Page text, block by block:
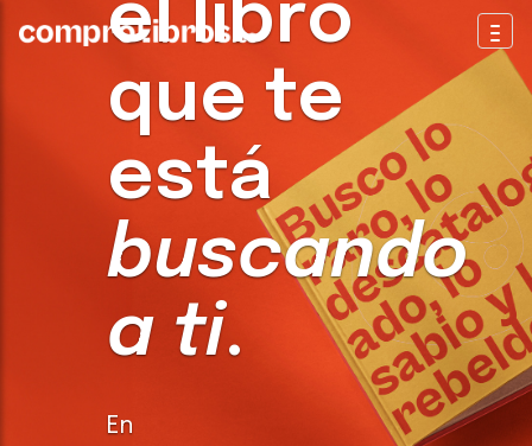
el libro
que te
está
buscando
a ti.
En